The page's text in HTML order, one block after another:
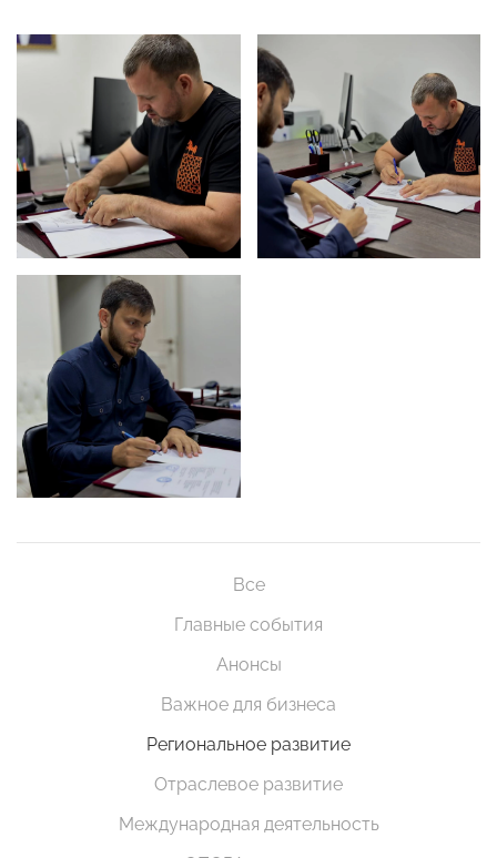
Все
Главные события
Анонсы
Важное для бизнеса
Региональное развитие
Отраслевое развитие
Международная деятельность